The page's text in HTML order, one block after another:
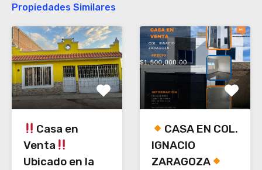
Propiedades Similares
Casa en
Venta
Ubicado en la
CASA EN COL.
IGNACIO
ZARAGOZA